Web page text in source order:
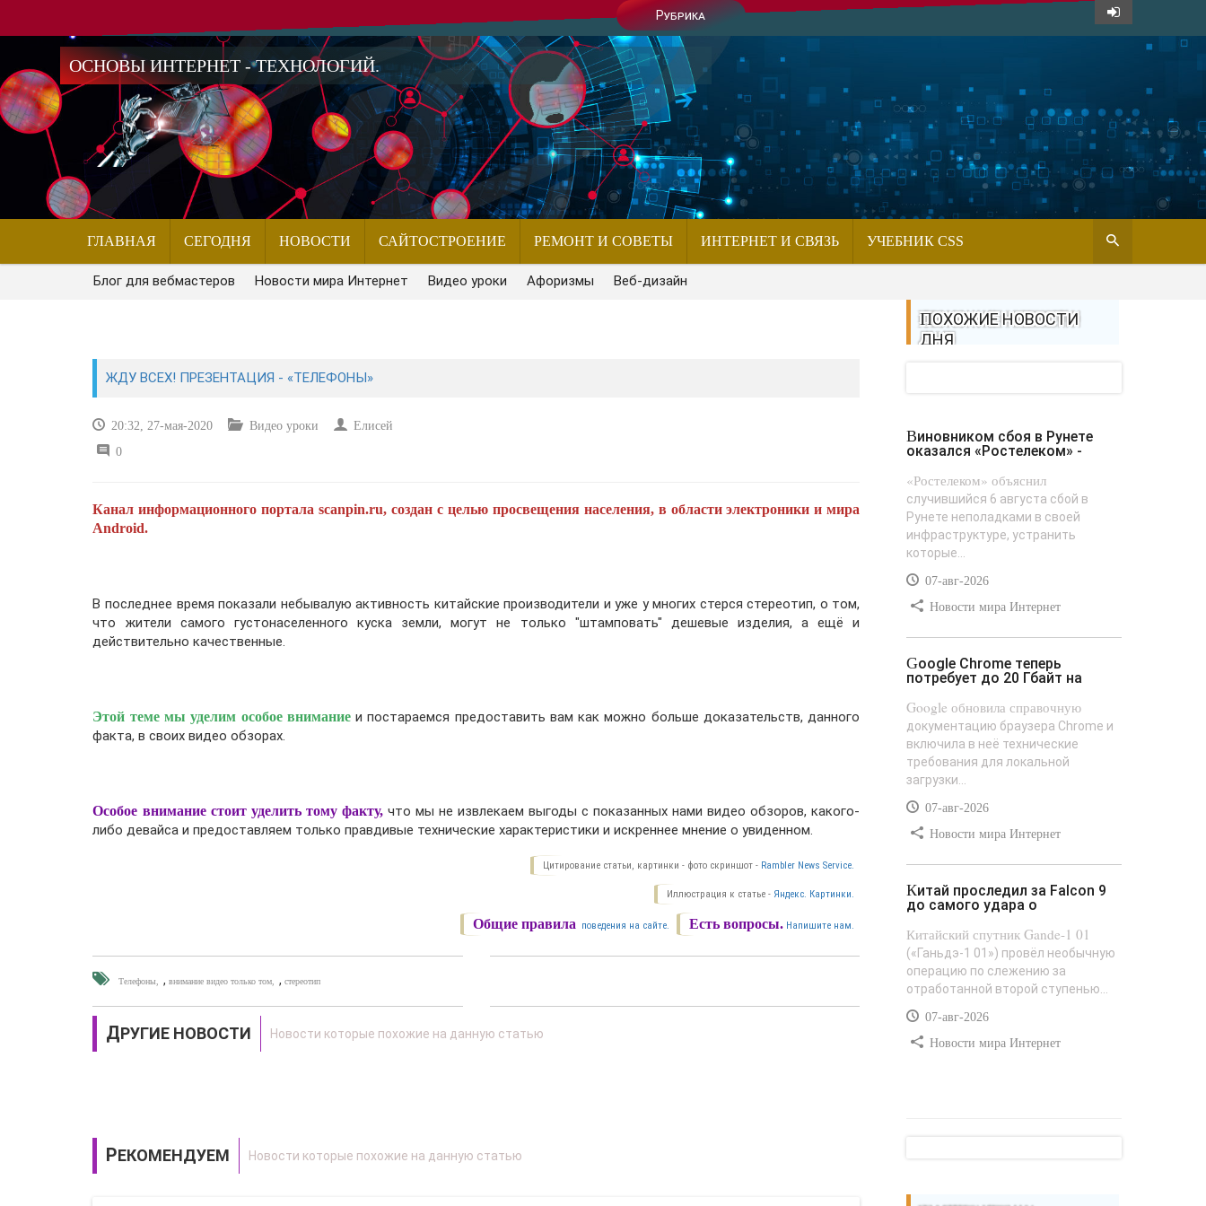
Рубрика
ОСНОВЫ ИНТЕРНЕТ - ТЕХНОЛОГИЙ.
ГЛАВНАЯ СЕГОДНЯ НОВОСТИ САЙТОСТРОЕНИЕ РЕМОНТ И СОВЕТЫ ИНТЕРНЕТ И СВЯЗЬ УЧЕБНИК CSS
Блог для вебмастеров Новости мира Интернет Видео уроки Афоризмы Веб-дизайн
ЖДУ ВСЕХ! ПРЕЗЕНТАЦИЯ - «ТЕЛЕФОНЫ»
20:32, 27-мая-2020 Видео уроки
Елисей
0
Канал информационного портала scanpin.ru, создан с целью просвещения населения, в области электроники и мира
Android.
В последнее время показали небывалую активность китайские производители и уже у многих стерся стереотип, о том,
что жители самого густонаселенного куска земли, могут не только "штамповать" дешевые изделия, а ещё и
действительно качественные.
Этой теме мы уделим особое вниманиеи постараемся предоставить вам как можно больше доказательств, данного
факта, в своих видео обзорах.
Особое внимание стоит уделить тому факту,что мы не извлекаем выгоды с показанных нами видео обзоров, какого-
либо девайса и предоставляем только правдивые технические характеристики и искреннее мнение о увиденном.
Цитирование статьи, картинки - фото скриншот - Rambler News Service.
Иллюстрация к статье - Яндекс. Картинки.
Есть вопросы. Напишите нам.
Общие правила поведения на сайте.
Телефоны ,внимание видео только том ,стереотип
ДРУГИЕ НОВОСТИ
РЕКОМЕНДУЕМ
ПОХОЖИЕ НОВОСТИ
ДНЯ
Виновником сбоя в Рунете
оказался «Ростелеком» -
«Ростелеком» объяснил
случившийся 6 августа сбой в
Рунете неполадками в своей
инфраструктуре, устранить
которые...
07-авг-2026
Новости мира Интернет
Google Chrome теперь
потребует до 20 Гбайт на
Google обновила справочную
документацию браузера Chrome и
включила в неё технические
требования для локальной
загрузки...
07-авг-2026
Новости мира Интернет
Китай проследил за Falcon 9
до самого удара о
Китайский спутник Gande-1 01
(«Ганьдэ-1 01») провёл необычную
операцию по слежению за
отработанной второй ступенью...
07-авг-2026
Новости мира Интернет